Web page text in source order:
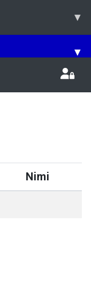
▾
▾
Nimi